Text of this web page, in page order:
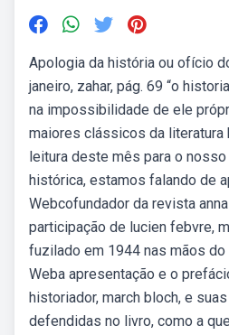
Apologia da história ou ofício
janeiro, zahar, pág. 69 “o
na impossibilidade de ele
maiores clássicos da
leitura deste mês para o
histórica, estamos falando de
Webcofundador da revista
participação de lucien febvre,
fuzilado em 1944 nas mãos
Weba apresentação e o
historiador, march bloch, e
defendidas no livro, como a